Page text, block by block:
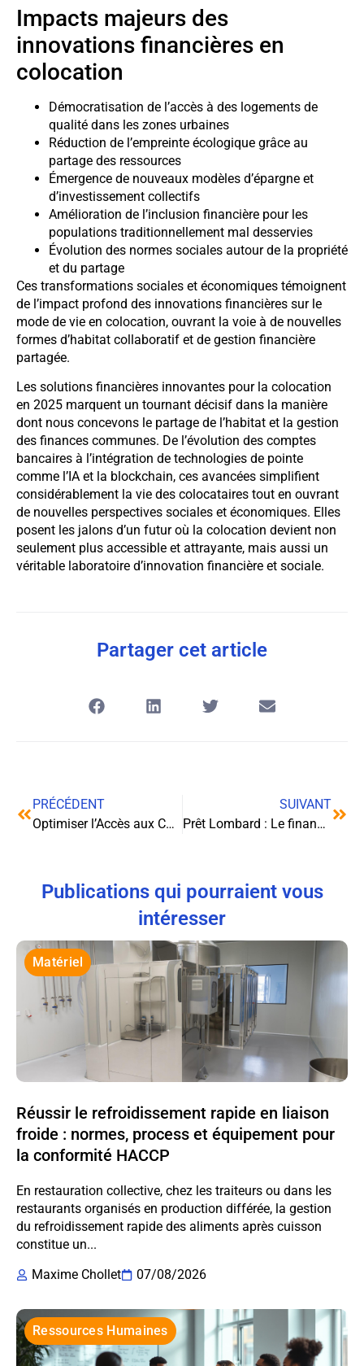
Impacts majeurs des
innovations financières en
colocation
Démocratisation de l’accès à des logements de
qualité dans les zones urbaines
Réduction de l’empreinte écologique grâce au
partage des ressources
Émergence de nouveaux modèles d’épargne et
d’investissement collectifs
Amélioration de l’inclusion financière pour les
populations traditionnellement mal desservies
Évolution des normes sociales autour de la propriété
et du partage
Ces transformations sociales et économiques témoignent
de l’impact profond des innovations financières sur le
mode de vie en colocation, ouvrant la voie à de nouvelles
formes d’habitat collaboratif et de gestion financière
partagée.
Les solutions financières innovantes pour la colocation
en 2025 marquent un tournant décisif dans la manière
dont nous concevons le partage de l’habitat et la gestion
des finances communes. De l’évolution des comptes
bancaires à l’intégration de technologies de pointe
comme l’IA et la blockchain, ces avancées simplifient
considérablement la vie des colocataires tout en ouvrant
de nouvelles perspectives sociales et économiques. Elles
posent les jalons d’un futur où la colocation devient non
seulement plus accessible et attrayante, mais aussi un
véritable laboratoire d’innovation financière et sociale.
Partager cet article
PRÉCÉDENT
Optimiser l’Accès aux Courriels Académiques : L’Exemple de l’Académie de Normandie
SUIVANT
Prêt Lombard : Le financement innovant de 2025
Publications qui pourraient vous
intéresser
Matériel
Réussir le refroidissement rapide en liaison
froide : normes, process et équipement pour
la conformité HACCP
En restauration collective, chez les traiteurs ou dans les
restaurants organisés en production différée, la gestion
du refroidissement rapide des aliments après cuisson
constitue un...
Maxime Chollet
07/08/2026
Ressources Humaines